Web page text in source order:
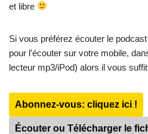
et libre
Si vous préférez écouter le
pour l’écouter sur votre mobile,
lecteur mp3/iPod) alors il vous
Abonnez-vous: cliquez ici !
Écouter ou Télécharger le